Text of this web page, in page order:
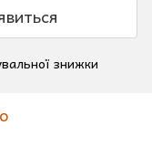
знижки